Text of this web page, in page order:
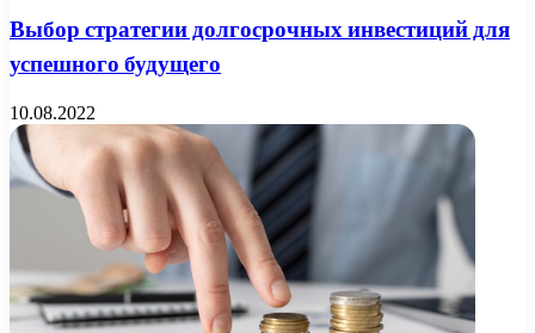
Выбор стратегии долгосрочных инвестиций для
успешного будущего
10.08.2022